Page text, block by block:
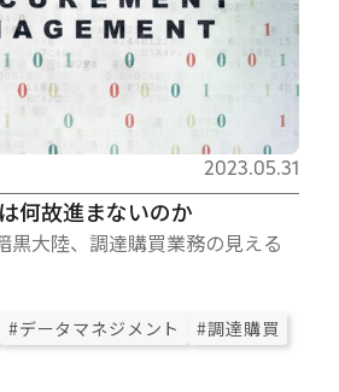
何故進まないのか
黒大陸、調達購買業務の見える
2023.05.31
#データマネジメント #調達購買